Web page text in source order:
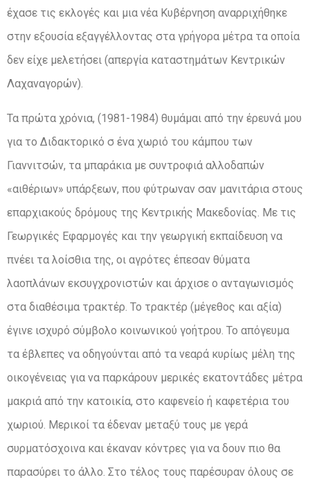
έχασε τις εκλογές και μια νέα Κυβέρνηση αναρριχήθηκε
στην εξουσία εξαγγέλλοντας στα γρήγορα μέτρα τα οποία
δεν είχε μελετήσει (απεργία καταστημάτων Κεντρικών
Λαχαναγορών).
Τα πρώτα χρόνια, (1981-1984) θυμάμαι από την έρευνά μου
για το Διδακτορικό σ ένα χωριό του κάμπου των
Γιαννιτσών, τα μπαράκια με συντροφιά αλλοδαπών
«αιθέριων» υπάρξεων, που φύτρωναν σαν μανιτάρια στους
επαρχιακούς δρόμους της Κεντρικής Μακεδονίας. Με τις
Γεωργικές Εφαρμογές και την γεωργική εκπαίδευση να
πνέει τα λοίσθια της, οι αγρότες έπεσαν θύματα
λαοπλάνων εκσυγχρονιστών και άρχισε ο ανταγωνισμός
στα διαθέσιμα τρακτέρ. Το τρακτέρ (μέγεθος και αξία)
έγινε ισχυρό σύμβολο κοινωνικού γοήτρου. Το απόγευμα
τα έβλεπες να οδηγούνται από τα νεαρά κυρίως μέλη της
οικογένειας για να παρκάρουν μερικές εκατοντάδες μέτρα
μακριά από την κατοικία, στο καφενείο ή καφετέρια του
χωριού. Μερικοί τα έδεναν μεταξύ τους με γερά
συρματόσχοινα και έκαναν κόντρες για να δουν πιο θα
παρασύρει το άλλο. Στο τέλος τους παρέσυραν όλους σε